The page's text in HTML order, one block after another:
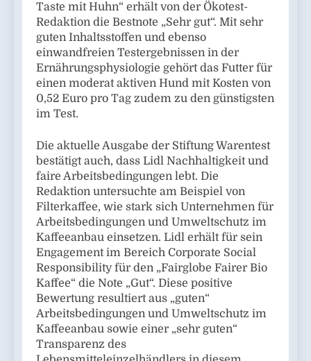
Taste mit Huhn“ erhält von der Ökotest-
Redaktion die Bestnote „Sehr gut“. Mit sehr
guten Inhaltsstoffen und ebenso
einwandfreien Testergebnissen in der
Ernährungsphysiologie gehört das Futter für
einen moderat aktiven Hund mit Kosten von
0,52 Euro pro Tag zudem zu den günstigsten
im Test.
Die aktuelle Ausgabe der Stiftung Warentest
bestätigt auch, dass Lidl Nachhaltigkeit und
faire Arbeitsbedingungen lebt. Die
Redaktion untersuchte am Beispiel von
Filterkaffee, wie stark sich Unternehmen für
Arbeitsbedingungen und Umweltschutz im
Kaffeeanbau einsetzen. Lidl erhält für sein
Engagement im Bereich Corporate Social
Responsibility für den „Fairglobe Fairer Bio
Kaffee“ die Note „Gut“. Diese positive
Bewertung resultiert aus „guten“
Arbeitsbedingungen und Umweltschutz im
Kaffeeanbau sowie einer „sehr guten“
Transparenz des